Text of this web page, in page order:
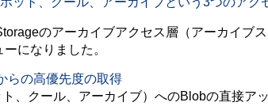
のアーカイブアクセス層（アーカイブ
になりました。
らの高優先度の取得
、クール、アーカイブ）へのBlobの直接ア